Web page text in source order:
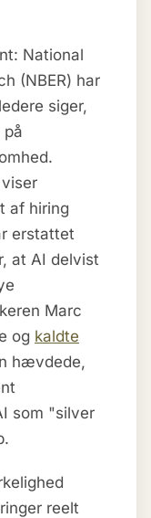
National
(NBER) har
siger,
på
af hiring
erstattet
at AI delvist
Marc
og kaldte
hævdede,
som "silver
reelt